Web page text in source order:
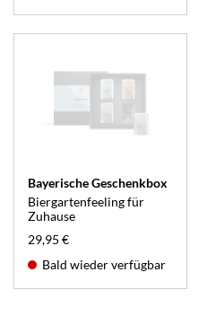
Bayerische Geschenkbox
Biergartenfeeling für
Zuhause
29,95 €
Bald wieder verfügbar